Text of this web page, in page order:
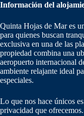
Información del
Quinta Hojas de Mar es
para quienes buscan
exclusiva en una de las
propiedad combina una
aeropuerto internacional
ambiente relajante ideal
especiales.
Lo que nos hace únicos
privacidad que